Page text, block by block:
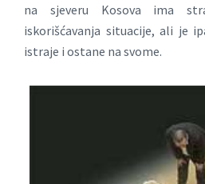
na sjeveru Kosova ima
iskorišćavanja situacije, ali je
istraje i ostane na svome.